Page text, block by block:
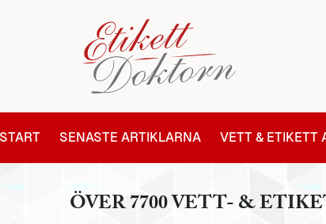
START SENASTE ARTIKLARNA VETT & ETIKETT
ÖVER 7700 VETT- &